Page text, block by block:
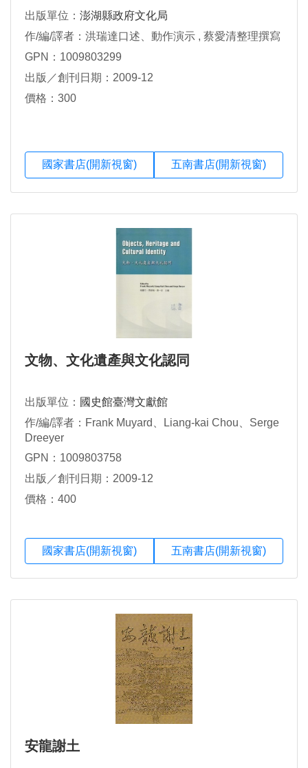
出版單位： 澎湖縣政府文化局
作/編/譯者：洪瑞達口述、動作演示 , 蔡愛清整理撰寫
GPN：1009803299
出版／創刊日期：2009-12
價格：300
國家書店(開新視窗) 五南書店(開新視窗)
文物、文化遺產與文化認同
出版單位： 國史館臺灣文獻館
作/編/譯者：Frank Muyard、Liang-kai Chou、Serge
Dreeyer
GPN：1009803758
出版／創刊日期：2009-12
價格：400
國家書店(開新視窗) 五南書店(開新視窗)
安龍謝土